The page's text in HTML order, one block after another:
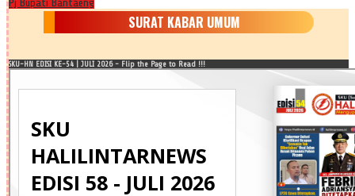
Pj Bupati Bantaeng
SURAT KABAR UMUM
SKU-HN EDISI KE-54 | JULI 2026 - Flip the Page to Read !!!